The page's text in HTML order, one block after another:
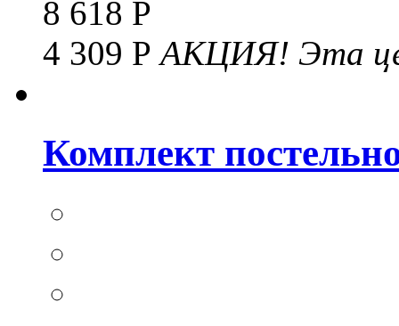
8 618 Р
4 309 РАКЦИЯ! Эта
Комплект